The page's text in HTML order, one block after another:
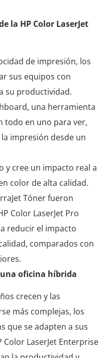
la HP Color LaserJet
de impresión, los
sus equipos con
su productividad.
una herramienta
todo en uno para ver,
impresión desde un
y cree un impacto real a
color de alta calidad.
Tóner fueron
Color LaserJet Pro
reducir el impacto
comparados con
oficina híbrida
crecen y las
más complejas, los
que se adapten a sus
LaserJet Enterprise